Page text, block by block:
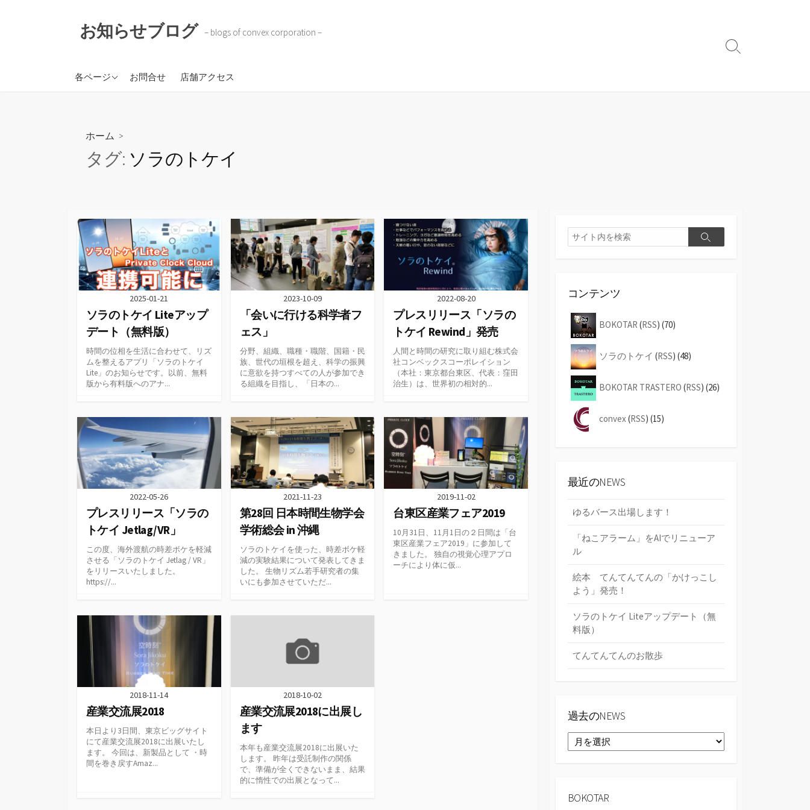
お知らせブログ – blogs of convex corporation –
各ページ
株式会社コンベックスコ
ソラのトケイ
お問合せ 店舗アクセス
検
ホーム >
タグ: ソラのトケイ
2025-01-21
ソラのトケイ Liteアップ
デート（無料版）
時間の位相を生活に合わせて、リズ
ムを整えるアプリ「ソラのトケイ
Lite」のお知らせです。以前、無料
版から有料版へのアナ...
2023-10-09
「会いに行ける科学者フ
ェス」
分野、組織、職種・職階、国籍・民
族、世代の垣根を超え、科学の振興
に意欲を持つすべての人が参加でき
る組織を目指し、「日本の...
2022-08-20
プレスリリース「ソラの
トケイ Rewind」発売
人間と時間の研究に取り組む株式会
社コンベックスコーポレイション
（本社：東京都台東区、代表：窪田
治生）は、世界初の相対的...
2022-05-26
プレスリリース「ソラの
トケイ Jetlag/VR」
この度、海外渡航の時差ボケを軽減
させる「ソラのトケイ Jetlag / VR」
をリリースいたしました。
https://...
2021-11-23
第28回 日本時間生物学会
学術総会 in 沖縄
ソラのトケイを使った、時差ボケ軽
減の実験結果について発表してきま
した。 生物リズム若手研究者の集
いにも参加させていただ...
2019-11-02
台東区産業フェア2019
10月31日、11月1日の２日間は「台
東区産業フェア2019」に参加して
きました。 独自の視覚心理アプロ
ーチにより体に仮...
2018-11-14
産業交流展2018
本日より3日間、東京ビッグサイト
にて産業交流展2018に出展いたし
ます。 今回は、新製品として ・時
間を巻き戻すAmaz...
2018-10-02
産業交流展2018に出展し
ます
本年も産業交流展2018に出展いた
します。 昨年は受託制作の関係
で、準備が全くできないまま、結果
的に惰性での出展となって...
検
索
検
コンテンツ
BOKOTAR (RSS) (70)
ソラのトケイ (RSS) (48)
BOKOTAR TRASTERO (RSS) (26)
convex(RSS) (15)
最近のNEWS
ゆるバース出場します！
「ねこアラーム」をAIでリニューア
ル
絵本 てんてんてんの「かけっこし
よう」発売！
ソラのトケイ Liteアップデート（無
料版）
てんてんてんのお散歩
過去のNEWS
去
BOKOTAR